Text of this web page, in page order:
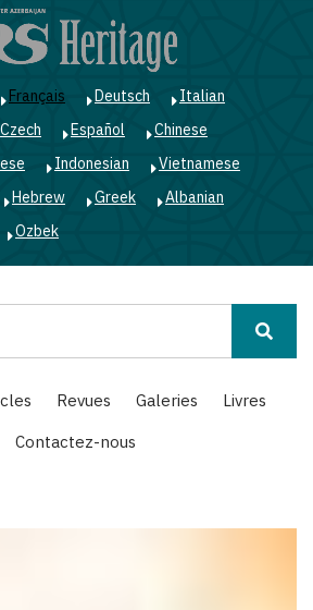
Français Deutsch
Italian
Czech Español
Chinese
Indonesian
Vietnamese
Hebrew Greek
Albanian
Ozbek
Revues Galeries
Livres
Contactez-nous